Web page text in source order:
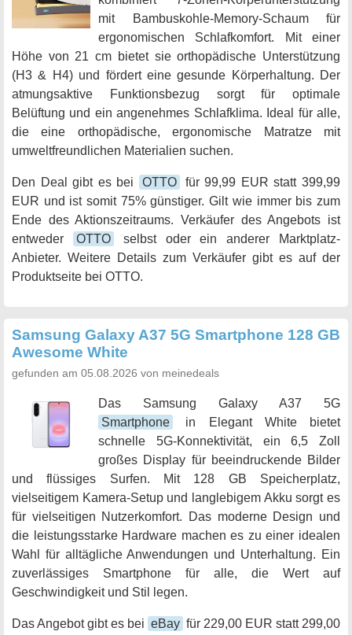
mit Bambuskohle-Memory-Schaum für
ergonomischen Schlafkomfort. Mit einer
Höhe von 21 cm bietet sie orthopädische Unterstützung
(H3 & H4) und fördert eine gesunde Körperhaltung. Der
atmungsaktive Funktionsbezug sorgt für optimale
Belüftung und ein angenehmes Schlafklima. Ideal für alle,
die eine orthopädische, ergonomische Matratze mit
umweltfreundlichen Materialien suchen.
Den Deal gibt es bei OTTO
für 99,99 EUR statt 399,99
EUR und ist somit 75% günstiger. Gilt wie immer bis zum
Ende des Aktionszeitraums. Verkäufer des Angebots ist
entweder
OTTO
selbst oder ein anderer Marktplatz-
Anbieter. Weitere Details zum Verkäufer gibt es auf der
Produktseite bei OTTO.
Samsung Galaxy A37 5G Smartphone 128 GB
Awesome White
gefunden am 05.08.2026 von meinedeals
Das Samsung Galaxy A37 5G
Smartphone
in Elegant White bietet
schnelle 5G-Konnektivität, ein 6,5 Zoll
großes Display für beeindruckende Bilder
und flüssiges Surfen. Mit 128 GB Speicherplatz,
vielseitigem Kamera-Setup und langlebigem Akku sorgt es
für vielseitigen Nutzerkomfort. Das moderne Design und
die leistungsstarke Hardware machen es zu einer idealen
Wahl für alltägliche Anwendungen und Unterhaltung. Ein
zuverlässiges Smartphone für alle, die Wert auf
Geschwindigkeit und Stil legen.
Das Angebot gibt es bei eBay für 229,00 EUR statt 299,00